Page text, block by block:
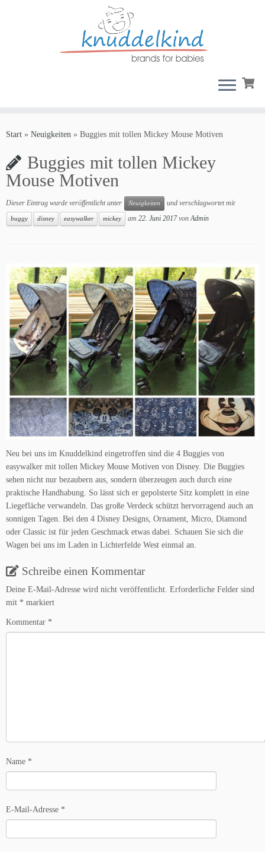
Inhalt
Start » Neuigkeiten » Buggies mit tollen Mickey Mouse Motiven
Buggies mit tollen Mickey
Mouse Motiven
Dieser Eintrag wurde veröffentlicht unter Neuigkeiten und verschlagwortet mit
buggy disney easywalker mickey am 22. Juni 2017 von Admin
Neu bei uns im Knuddelkind eingetroffen sind die 4 Buggies von
easywalker mit tollen Mickey Mouse Motiven von Disney. Die Buggies
sehen nicht nur bezaubern aus, sondern überzeugen auch durch eine
praktische Handhabung. So lässt sich er gepolsterte Sitz komplett in eine
Liegefläche verwandeln. Das große Verdeck schützt hervorragend auch an
sonnigen Tagen. Bei den 4 Disney Designs, Ornament, Micro, Diamond
oder Classic ist für jeden Geschmack etwas dabei. Schauen Sie sich die
Wagen bei uns im Laden in Lichterfelde West einmal an.
Schreibe einen Kommentar
Deine E-Mail-Adresse wird nicht veröffentlicht. Erforderliche Felder sind
mit * markiert
Kommentar *
Name *
E-Mail-Adresse *